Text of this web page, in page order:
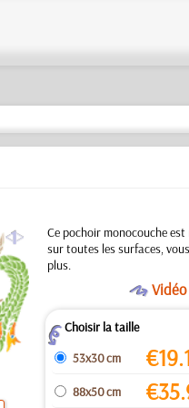
a
Ce pochoir monocouche
sur toutes les surfaces,
plus.
OVidéo
ZChoisir la taille
53x30 cm
€
88x50 cm €